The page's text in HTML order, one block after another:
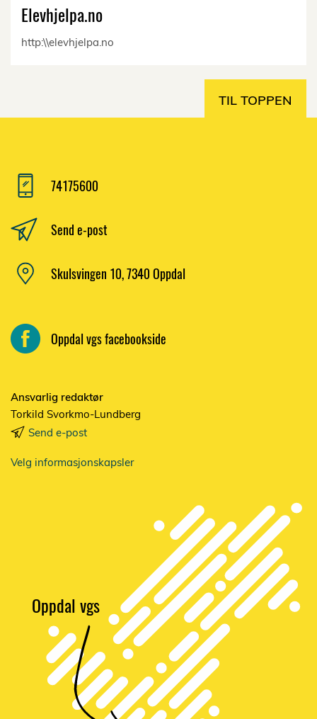
Elevhjelpa.no
http:\\elevhjelpa.no
TIL TOPPEN
74175600
Send e-post
Skulsvingen 10, 7340 Oppdal
Oppdal vgs facebookside
Ansvarlig redaktør
Torkild Svorkmo-Lundberg
Send e-post
Velg informasjonskapsler
Oppdal vgs